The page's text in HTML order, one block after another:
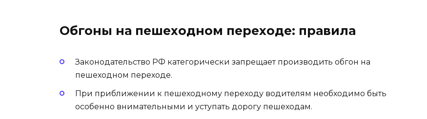
Обгоны на пешеходном переходе: правила
Законодательство РФ категорически запрещает производить обгон на
пешеходном переходе.
При приближении к пешеходному переходу водителям необходимо быть
особенно внимательными и уступать дорогу пешеходам.